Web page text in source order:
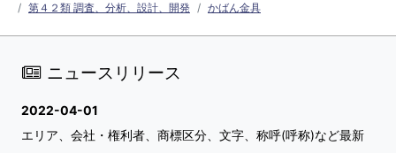
第４２類 調査、分析、設計、開発
かばん金具
ニュースリリース
2022-04-01
エリア、会社・権利者、商標区分、文字、称呼(呼称)など最新